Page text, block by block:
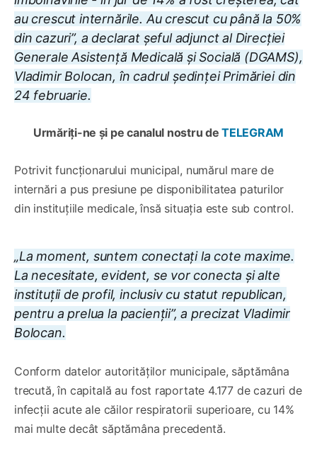
au crescut internările. Au crescut cu până la 50%
din cazuri”, a declarat șeful adjunct al Direcției
Generale Asistență Medicală și Socială (DGAMS),
Vladimir Bolocan, în cadrul ședinței Primăriei din
24 februarie.
Urmăriți-ne și pe canalul nostru deTELEGRAM
Potrivit funcționarului municipal, numărul mare de
internări a pus presiune pe disponibilitatea paturilor
din instituțiile medicale, însă situația este sub control.
„La moment, suntem conectați la cote maxime.
La necesitate, evident, se vor conecta și alte
instituții de profil, inclusiv cu statut republican,
pentru a prelua la pacienții”, a precizat Vladimir
Bolocan.
Conform datelor autorităților municipale, săptămâna
trecută, în capitală au fost raportate 4.177 de cazuri de
infecții acute ale căilor respiratorii superioare, cu 14%
mai multe decât săptămâna precedentă.